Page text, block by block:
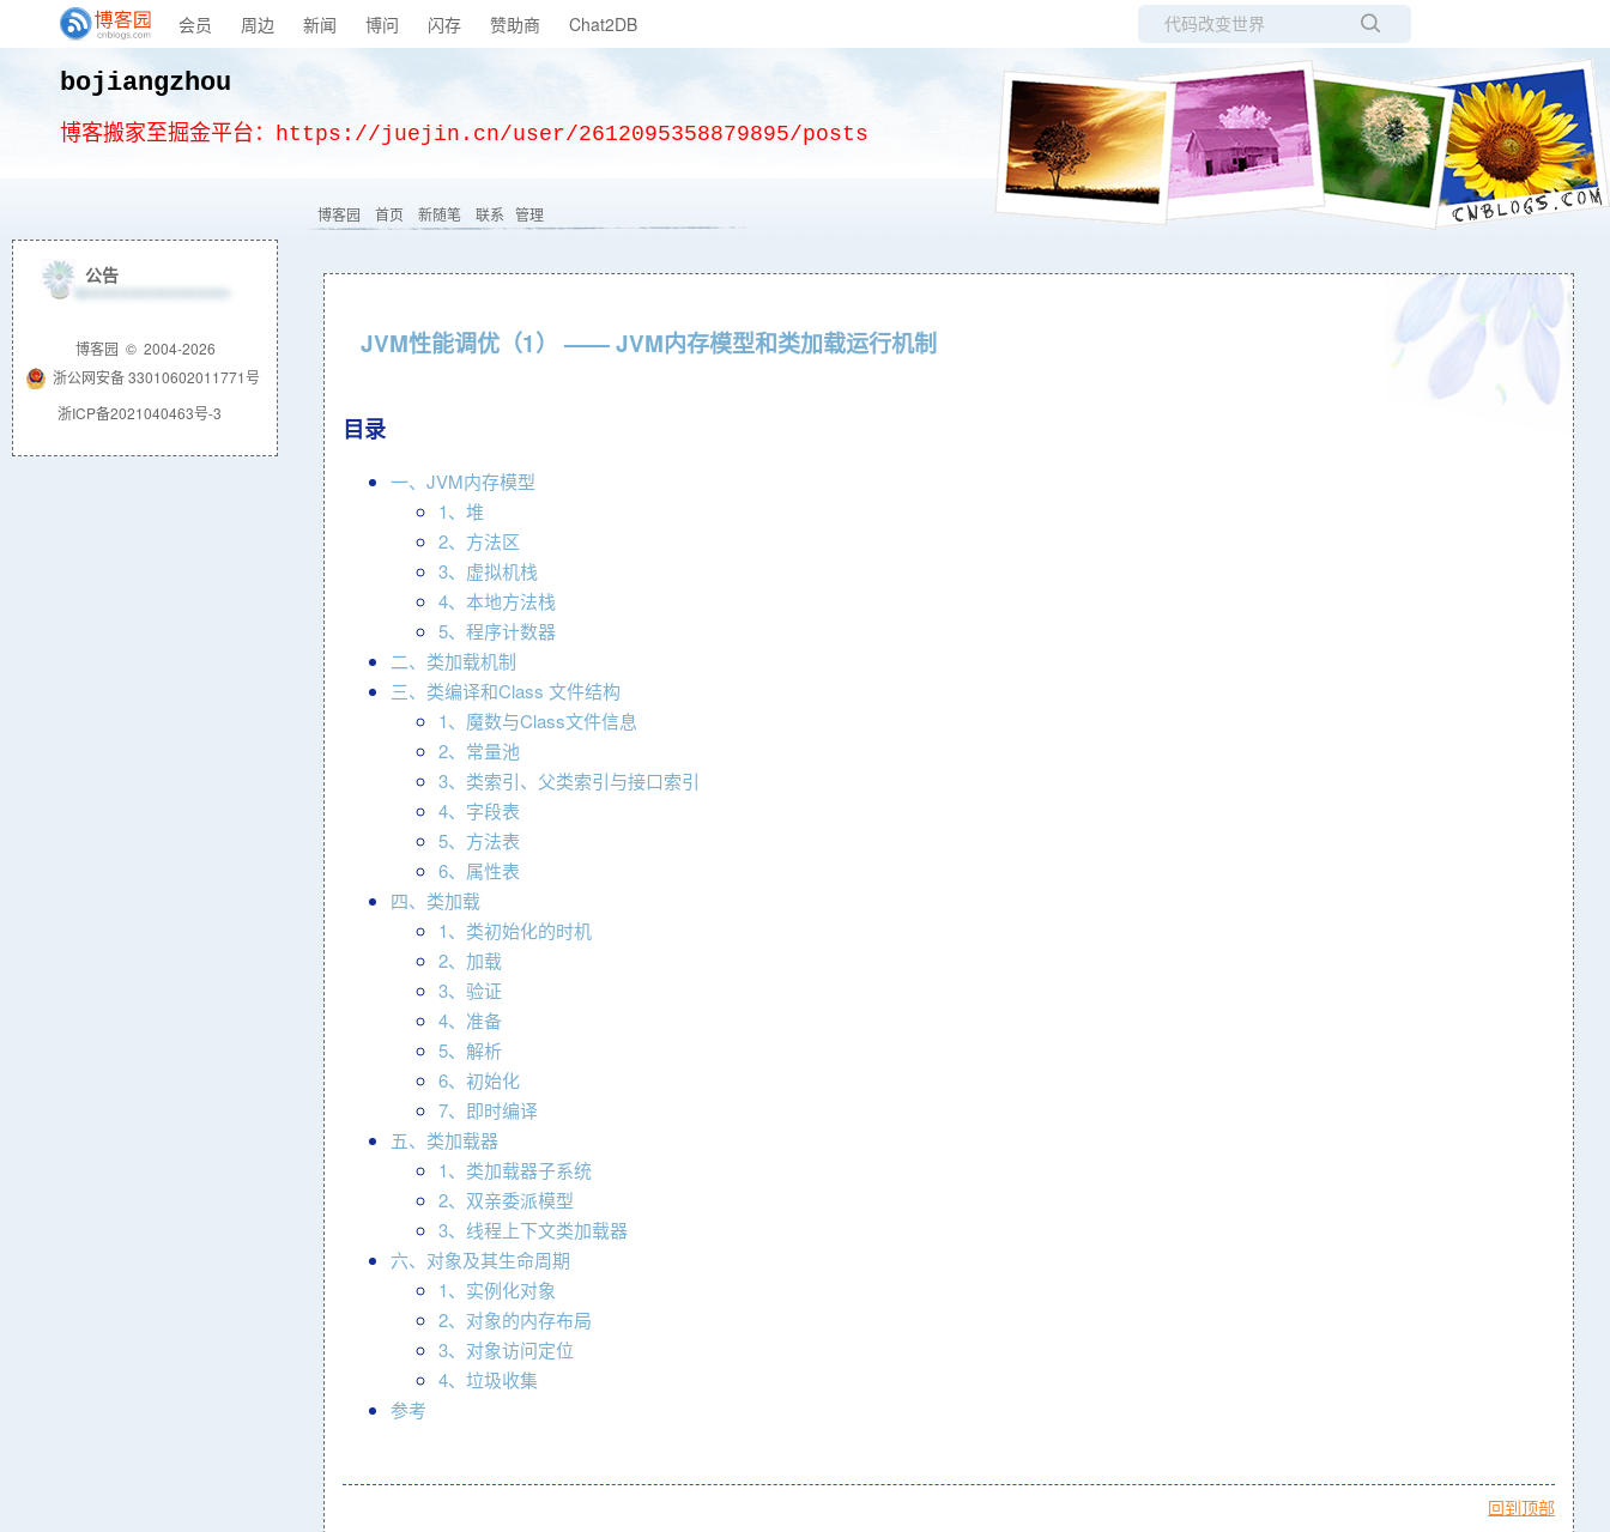
会员 周边 新闻 博问 闪存 赞助商 Chat2DB
当前博客
bojiangzhou
博客搬家至掘金平台： https://juejin.cn/user/2612095358879895/posts
博客园 首页 新随笔 联系 管理
JVM性能调优（1） —— JVM内存模型和类加载运行机制
目录
一、JVM内存模型
1、堆
2、方法区
3、虚拟机栈
4、本地方法栈
5、程序计数器
二、类加载机制
三、类编译和Class 文件结构
1、魔数与Class文件信息
2、常量池
3、类索引、父类索引与接口索引
4、字段表
5、方法表
6、属性表
四、类加载
1、类初始化的时机
2、加载
3、验证
4、准备
5、解析
6、初始化
7、即时编译
五、类加载器
1、类加载器子系统
2、双亲委派模型
3、线程上下文类加载器
六、对象及其生命周期
1、实例化对象
2、对象的内存布局
3、对象访问定位
4、垃圾收集
参考
回到顶部
公告
博客园 © 2004-2026
浙公网安备 33010602011771号
浙ICP备2021040463号-3